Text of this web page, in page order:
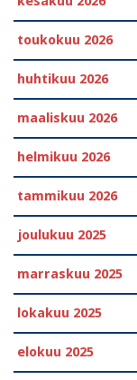
toukokuu 2026
huhtikuu 2026
maaliskuu 2026
helmikuu 2026
tammikuu 2026
joulukuu 2025
marraskuu 2025
lokakuu 2025
elokuu 2025